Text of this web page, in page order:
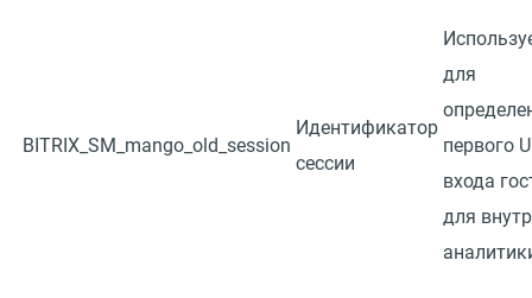
BITRIX_SM_mango_old_session
Идентификатор
сессии
для
первого
входа
для